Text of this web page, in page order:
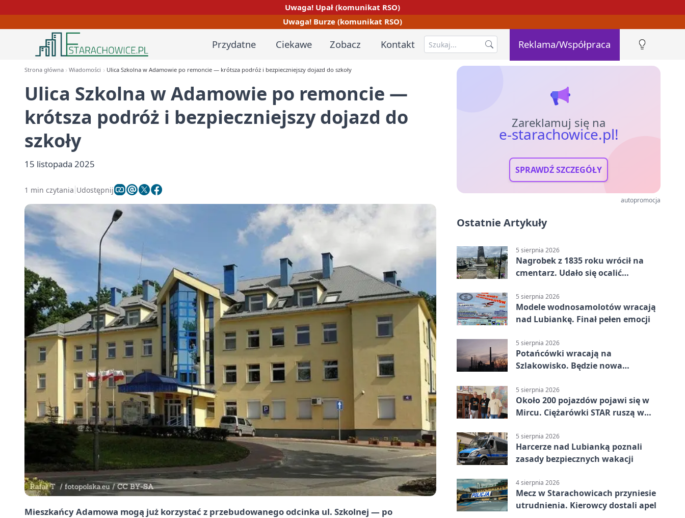
Uwaga! Upał (komunikat RSO)
Uwaga! Burze (komunikat RSO)
Przydatne Ciekawe Zobacz Kontakt Reklama/Współpraca
Strona główna Wiadomości Ulica Szkolna w Adamowie po remoncie — krótsza podróż i bezpieczniejszy dojazd do szkoły
Ulica Szkolna w Adamowie po remoncie —
krótsza podróż i bezpieczniejszy dojazd do
szkoły
15 listopada 2025
1 min czytania Udostępnij
Mieszkańcy Adamowa mogą już korzystać z przebudowanego odcinka ul. Szkolnej — po
Zareklamuj się na
e-starachowice.pl!
SPRAWDŹ SZCZEGÓŁY
autopromocja
Ostatnie Artykuły
5 sierpnia 2026
Nagrobek z 1835 roku wrócił na
cmentarz. Udało się ocalić
5 sierpnia 2026
Modele wodnosamolotów wracają
nad Lubiankę. Finał pełen emocji
5 sierpnia 2026
Potańcówki wracają na
Szlakowisko. Będzie nowa
5 sierpnia 2026
Około 200 pojazdów pojawi się w
Mircu. Ciężarówki STAR ruszą w
5 sierpnia 2026
Harcerze nad Lubianką poznali
zasady bezpiecznych wakacji
4 sierpnia 2026
Mecz w Starachowicach przyniesie
utrudnienia. Kierowcy dostali apel